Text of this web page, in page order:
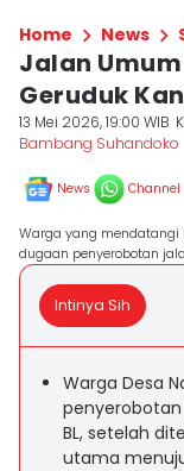
Home News
Jalan
Geruduk
13 Mei 2026, 19:00 WIB
Bambang Suhandoko
News Channel
Warga yang
dugaan penyerobotan
Intinya Sih
Warga Desa
BL, setelah
utama